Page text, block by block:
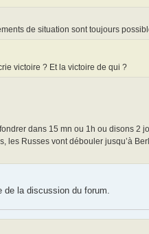
de situation sont toujours
victoire ? Et la victoire de qui ?
dans 15 mn ou 1h ou disons 2
Russes vont débouler jusqu’à
la discussion du forum.